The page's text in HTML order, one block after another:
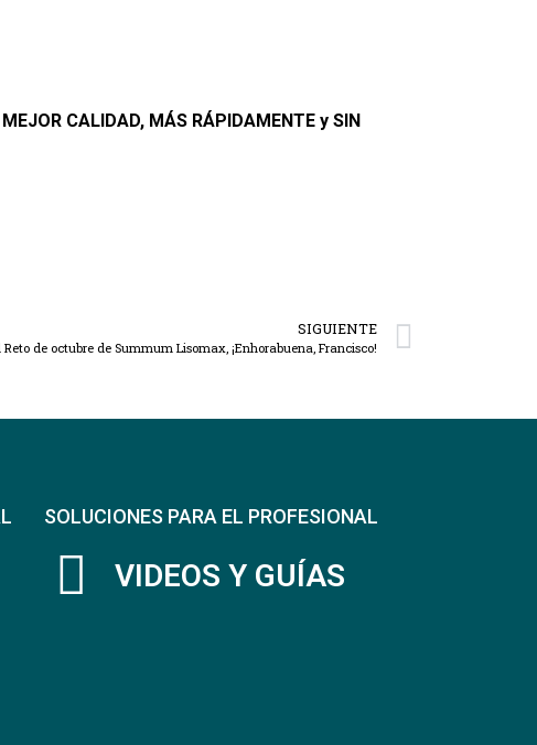
CALIDAD, MÁS RÁPIDAMENTE y SIN
SIGUIENTE
de octubre de Summum Lisomax, ¡Enhorabuena, Francisco!
SOLUCIONES PARA EL PROFESIONAL
VIDEOS Y GUÍAS